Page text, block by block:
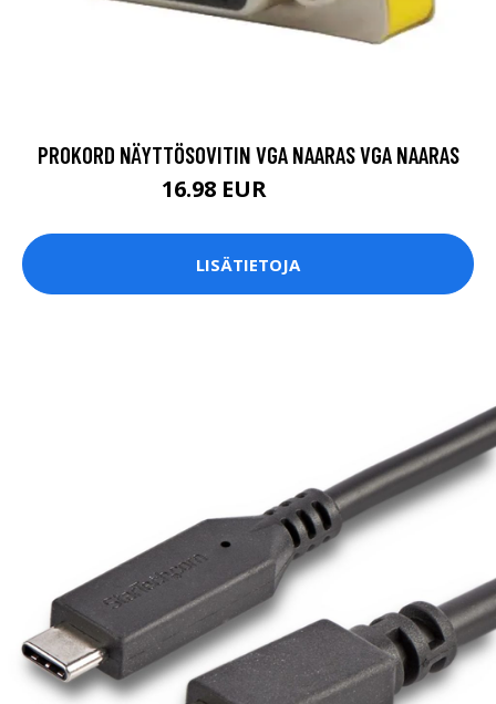
PROKORD NÄYTTÖSOVITIN VGA NAARAS VGA NAARAS
16.98 EUR
LISÄTIETOJA